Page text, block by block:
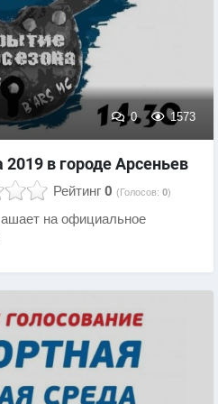
0 1573
в городе Арсеньев
Рейтинг 0 (Голосов: 0)
на официальное